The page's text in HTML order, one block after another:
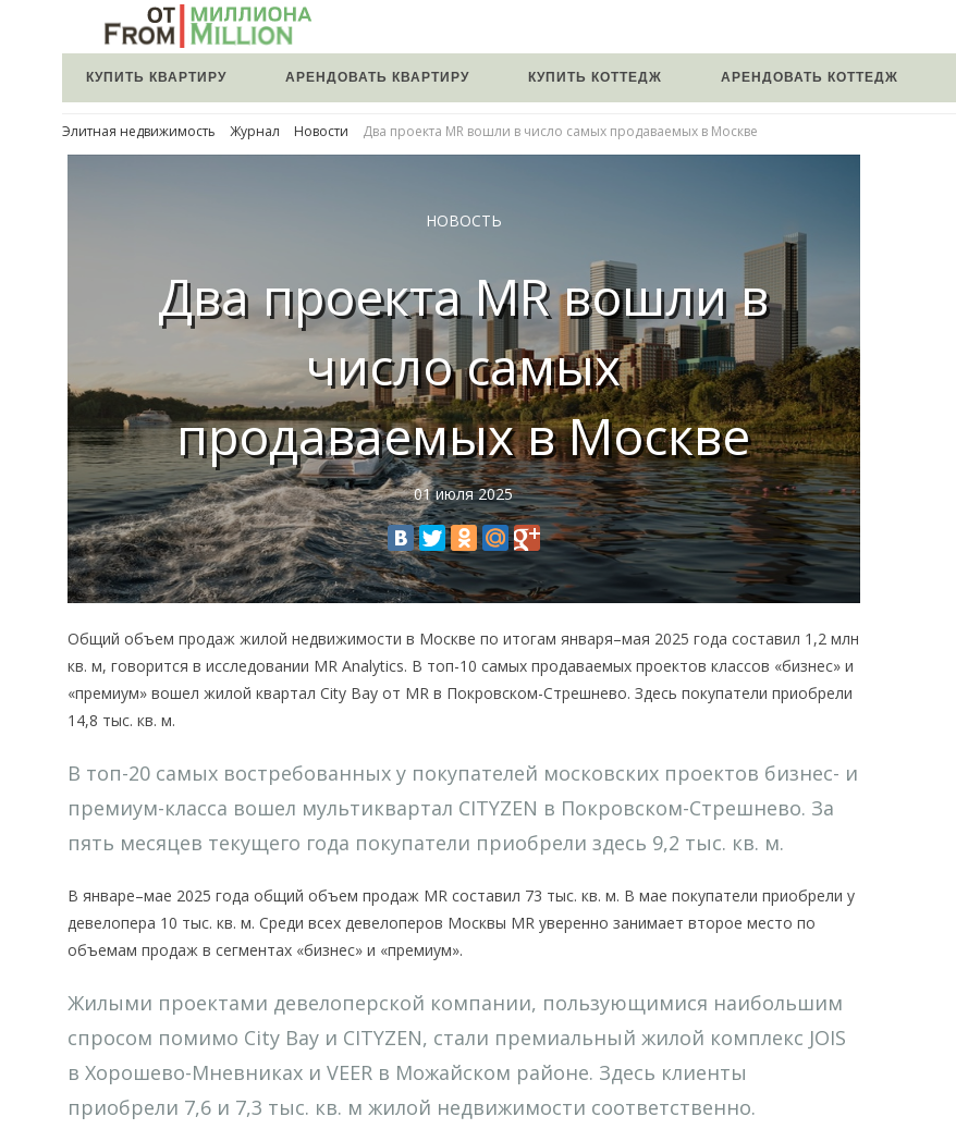
КУПИТЬ КВАРТИРУ АРЕНДОВАТЬ КВАРТИРУ КУПИТЬ КОТТЕДЖ АРЕНДОВАТЬ КОТТЕДЖ
Элитная недвижимость Журнал Новости Два проекта MR вошли в число самых продаваемых в Москве
НОВОСТЬ
Два проекта MR вошли в
число самых
продаваемых в Москве
01 июля 2025
Общий объем продаж жилой недвижимости в Москве по итогам января–мая 2025 года составил 1,2 млн
кв. м, говорится в исследовании MR Analytics. В топ-10 самых продаваемых проектов классов «бизнес» и
«премиум» вошел жилой квартал City Bay от MR в Покровском-Стрешнево. Здесь покупатели приобрели
14,8 тыс. кв. м.
В топ-20 самых востребованных у покупателей московских проектов бизнес- и
премиум-класса вошел мультиквартал CITYZEN в Покровском-Стрешнево. За
пять месяцев текущего года покупатели приобрели здесь 9,2 тыс. кв. м.
В январе–мае 2025 года общий объем продаж MR составил 73 тыс. кв. м. В мае покупатели приобрели у
девелопера 10 тыс. кв. м. Среди всех девелоперов Москвы MR уверенно занимает второе место по
объемам продаж в сегментах «бизнес» и «премиум».
Жилыми проектами девелоперской компании, пользующимися наибольшим
спросом помимо City Bay и CITYZEN, стали премиальный жилой комплекс JOIS
в Хорошево-Мневниках и VEER в Можайском районе. Здесь клиенты
приобрели 7,6 и 7,3 тыс. кв. м жилой недвижимости соответственно.